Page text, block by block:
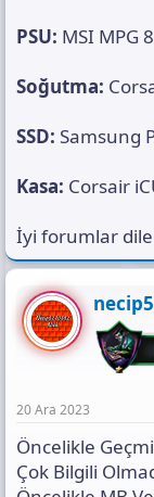
PSU: MSI MPG
Soğutma:
SSD: Samsung
Kasa: Corsair
İyi forumlar
20 Ara 2023
Öncelikle
Çok Bilgili